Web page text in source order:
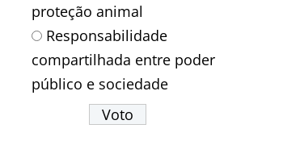
proteção animal
Responsabilidade
compartilhada entre poder
público e sociedade